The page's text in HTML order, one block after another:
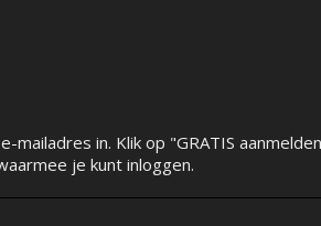
mailadres in. Klik op "GRATIS
je kunt inloggen.